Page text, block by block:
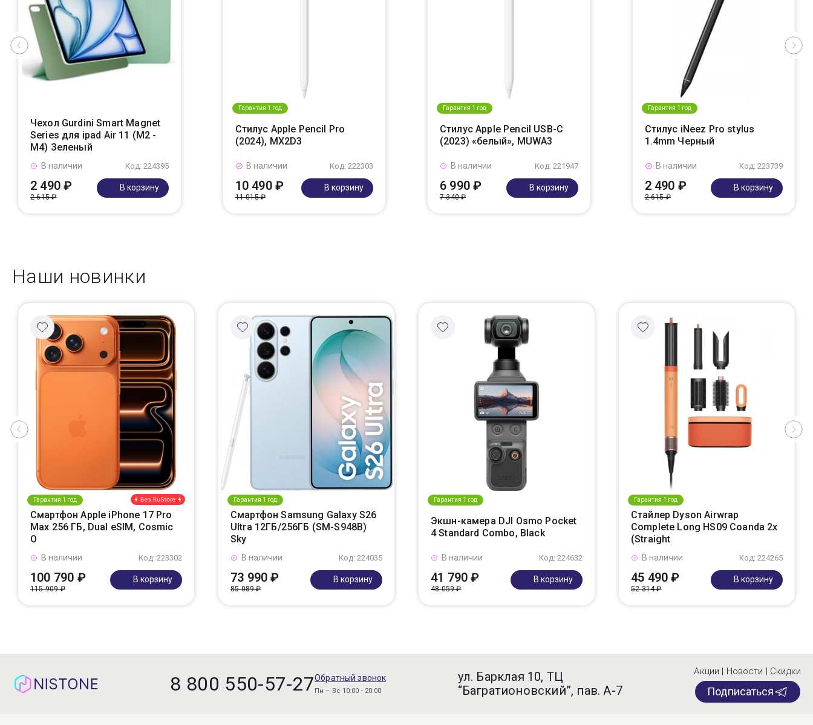
Чехол Gurdini Smart Magnet
Series для ipad Air 11 (M2 -
M4) Зеленый
Код: 224395
В наличии
2 490 ₽
2 615 ₽
В корзину
Гарантия 1 год
Стилус Apple Pencil Pro
(2024), MX2D3
Код: 222303
В наличии
10 490 ₽
11 015 ₽
В корзину
Гарантия 1 год
Стилус Apple Pencil USB-C
(2023) «белый», MUWA3
Код: 221947
В наличии
6 990 ₽
7 340 ₽
В корзину
Гарантия 1 год
Стилус iNeez Pro stylus
1.4mm Черный
Код: 223739
В наличии
2 490 ₽
2 615 ₽
В корзину
Наши новинки
Гарантия 1 год
Смартфон Apple iPhone 17 Pro
Max 256 ГБ, Dual eSIM, Cosmic
O
Код: 223302
В наличии
100 790 ₽
115 909 ₽
В корзину
Гарантия 1 год
Смартфон Samsung Galaxy S26
Ultra 12ГБ/256ГБ (SM-S948B)
Sky
Код: 224035
В наличии
73 990 ₽
85 089 ₽
В корзину
Гарантия 1 год
Экшн-камера DJI Osmo Pocket
4 Standard Combo, Black
Код: 224632
В наличии
41 790 ₽
48 059 ₽
В корзину
Гарантия 1 год
Стайлер Dyson Airwrap
Complete Long HS09 Coanda 2x
(Straight
Код: 224265
В наличии
45 490 ₽
52 314 ₽
В корзину
8 800 550-57-27Обратный звонок
Пн – Вс 10:00 - 20:00
ул. Барклая 10, ТЦ
“Багратионовский”, пав. А-7
Акции | Новости | Скидки
Подписаться